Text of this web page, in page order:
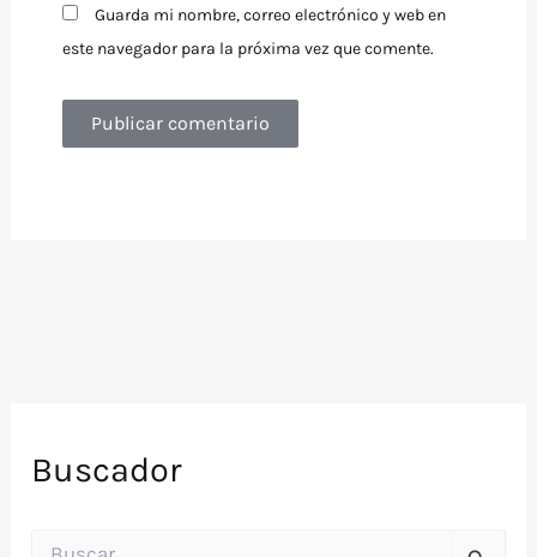
Guarda mi nombre, correo electrónico y web en
este navegador para la próxima vez que comente.
Buscador